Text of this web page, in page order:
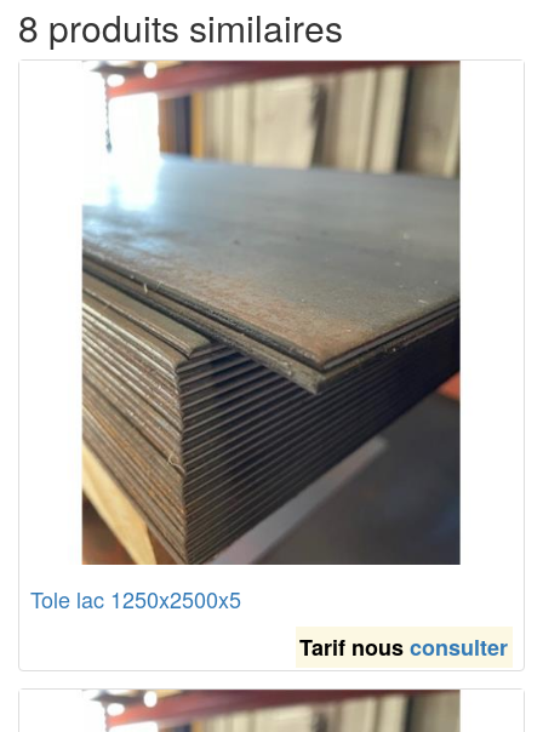
8 produits similaires
Tole lac 1250x2500x5
Tarif nousconsulter